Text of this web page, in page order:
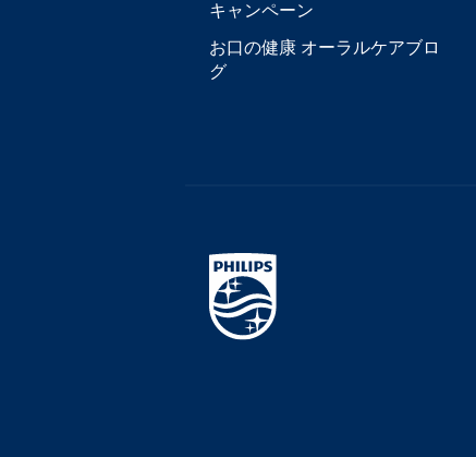
キャンペーン
お口の健康 オーラルケアブロ
グ